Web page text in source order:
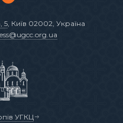
5, Київ 02002, Україна
УГКЦ